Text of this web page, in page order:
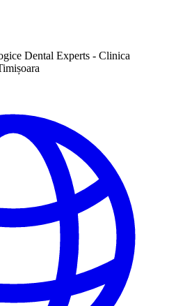
Dental Experts - Clinica